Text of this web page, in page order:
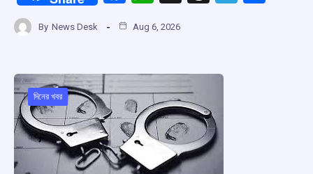
ce
o
o
k
at
A
p
p
d
s
By News Desk Aug 6, 2026
দিনের খবর